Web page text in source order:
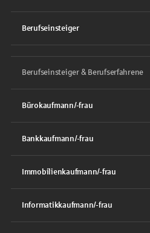
Berufseinsteiger
Berufseinsteiger & Berufserfahrene
Bürokaufmann/-frau
Bankkaufmann/-frau
Immobilienkaufmann/-frau
Informatikkaufmann/-frau